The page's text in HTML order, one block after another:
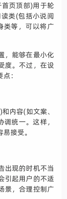
页顶部)用于轮
类(包括小说阅
类等，可以将广
，能够在最小化
度。不过，在设
：
内容(如文案、
统一。这样，
接受。
出现的时机不当
引起用户的不适
景，合理控制广